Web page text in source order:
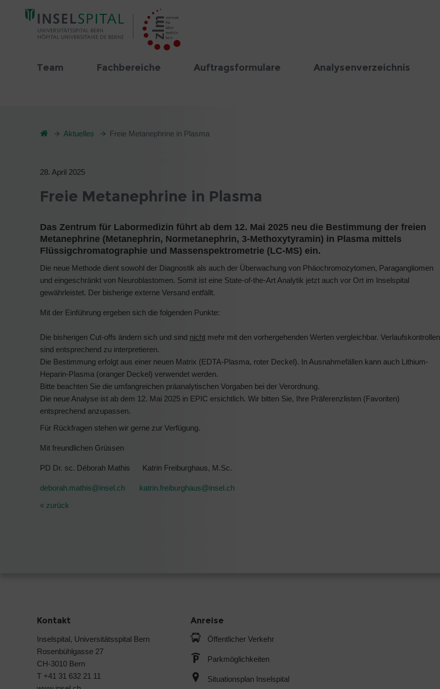
Team Fachbereiche Auftragsformulare Analysenverzeichnis
Aktuelles Freie Metanephrine in Plasma
28. April 2025
Freie Metanephrine in Plasma
Das Zentrum für Labormedizin führt ab dem 12. Mai 2025 neu die Bestimmung der freien
Metanephrine (Metanephrin, Normetanephrin, 3-Methoxytyramin) in Plasma mittels
Flüssigchromatographie und Massenspektrometrie (LC-MS) ein.
Die neue Methode dient sowohl der Diagnostik als auch der Überwachung von Phäochromozytomen, Paragangliomen
und eingeschränkt von Neuroblastomen. Somit ist eine State-of-the-Art Analytik jetzt auch vor Ort im Inselspital
gewährleistet. Der bisherige externe Versand entfällt.
Mit der Einführung ergeben sich die folgenden Punkte:
Die bisherigen Cut-offs ändern sich und sind nicht mehr mit den vorhergehenden Werten vergleichbar. Verlaufskontrollen
sind entsprechend zu interpretieren.
Die Bestimmung erfolgt aus einer neuen Matrix (EDTA-Plasma, roter Deckel). In Ausnahmefällen kann auch Lithium-
Heparin-Plasma (oranger Deckel) verwendet werden.
Bitte beachten Sie die umfangreichen präanalytischen Vorgaben bei der Verordnung.
Die neue Analyse ist ab dem 12. Mai 2025 in EPIC ersichtlich. Wir bitten Sie, Ihre Präferenzlisten (Favoriten)
entsprechend anzupassen.
Für Rückfragen stehen wir gerne zur Verfügung.
Mit freundlichen Grüssen
PD Dr. sc. Déborah Mathis Katrin Freiburghaus, M.Sc.
deborah.mathis@insel.ch katrin.freiburghaus@insel.ch
« zurück
Kontakt
Inselspital, Universitätsspital Bern
Rosenbühlgasse 27
CH-3010 Bern
T +41 31 632 21 11
Anreise
Öffentlicher Verkehr
Parkmöglichkeiten
Situationsplan Inselspital